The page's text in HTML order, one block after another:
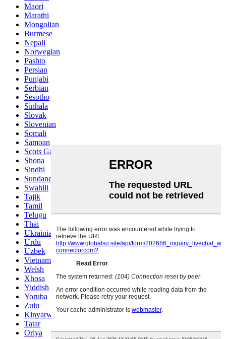
Maori
Marathi
Mongolian
Burmese
Nepali
Norwegian
Pashto
Persian
Punjabi
Serbian
Sesotho
Sinhala
Slovak
Slovenian
Somali
Samoan
Scots Gaelic
Shona
Sindhi
Sundanese
Swahili
Tajik
Tamil
Telugu
Thai
Ukrainian
Urdu
Uzbek
Vietnamese
Welsh
Xhosa
Yiddish
Yoruba
Zulu
Kinyarwanda
Tatar
Oriya